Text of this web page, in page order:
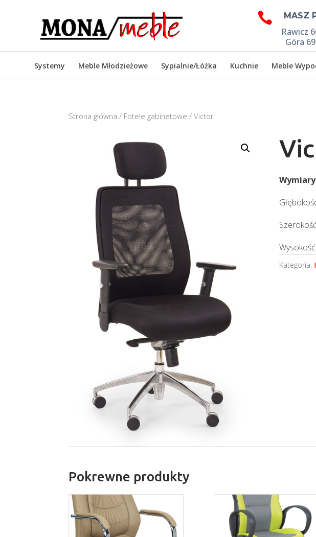
 MASZ
Rawicz
Góra
Systemy Meble Młodzieżowe Sypialnie/Łóżka Kuchnie Meble
Strona główna / Fotele gabinetowe / Victor
Wymiary
Wysokość:
Kategoria:
Pokrewne produkty